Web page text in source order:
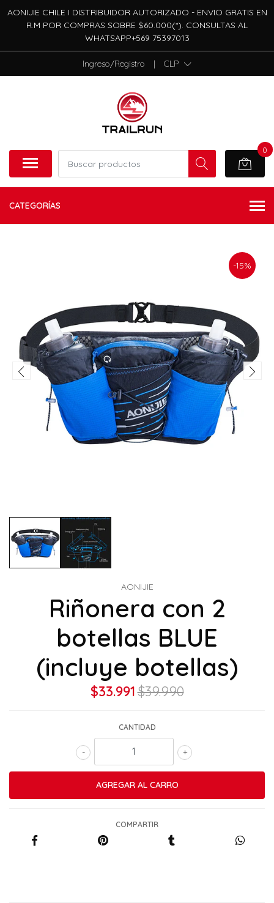
AONIJIE CHILE I DISTRIBUIDOR AUTORIZADO - ENVIO GRATIS EN
R.M POR COMPRAS SOBRE $60.000(*). CONSULTAS AL
WHATSAPP+569 75397013
Ingreso/Registro | CLP
0
CATEGORÍAS
-15%
AONIJIE
Riñonera con 2
botellas BLUE
(incluye botellas)
$33.991$39.990
CANTIDAD
+
-
COMPARTIR